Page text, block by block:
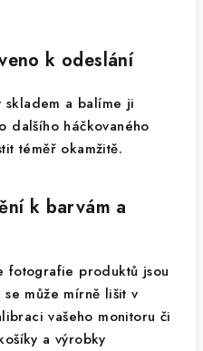
k odeslání
a balíme ji
dalšího háčkovaného
téměř okamžitě.
k barvám a
fotografie produktů jsou
může mírně lišit v
vašeho monitoru či
a výrobky